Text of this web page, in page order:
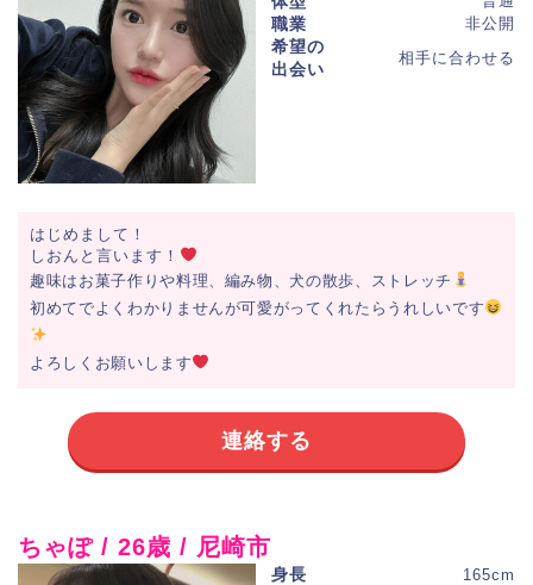
職業 非公開
希望の
出会い
相手に合わせる
はじめまして！
しおんと言います！
趣味はお菓子作りや料理、編み物、犬の散歩、ストレッチ
初めてでよくわかりませんが可愛がってくれたらうれしいです
よろしくお願いします
連絡する
ちゃぽ / 26歳 / 尼崎市
身長 165cm